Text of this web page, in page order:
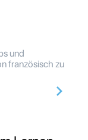
und
französisch zu